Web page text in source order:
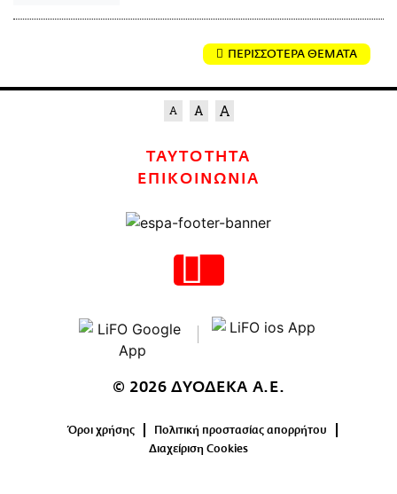
ΠΕΡΙΣΣΟΤΕΡΑ ΘΕΜΑΤΑ
ΤΑΥΤΟΤΗΤΑ
ΕΠΙΚΟΙΝΩΝΙΑ
© 2026 ΔΥΟΔΕΚΑ Α.Ε.
Όροι χρήσης
Πολιτική προστασίας απορρήτου
Διαχείριση Cookies